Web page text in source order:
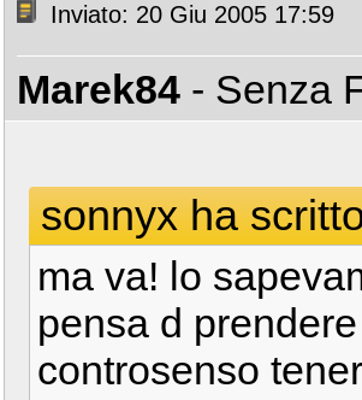
Inviato: 20 Giu 2005 17:59
Marek84 - Senza
sonnyx ha
ma va! lo
pensa d
controsenso